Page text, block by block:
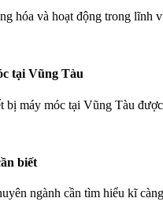
hóa và hoạt động trong lĩnh
tại Vũng Tàu
máy móc tại Vũng Tàu
biết
ngành cần tìm hiểu kĩ